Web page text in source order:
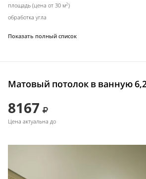
площадь (цена от 30 м2)
обработка угла
Показать полный список
Матовый потолок в ванную
8167
Цена актуальна до